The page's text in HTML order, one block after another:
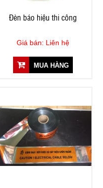
Đèn báo hiệu thi công
Giá bán: Liên hệ
MUA HÀNG